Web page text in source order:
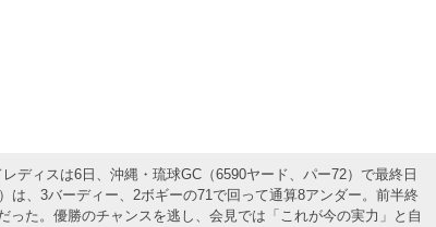
ディスは6日、沖縄・琉球GC（6590ヤード、パー72）で最終日
は、3バーディー、2ボギーの71で回って通算8アンダー。前半終
た。優勝のチャンスを逃し、会見では「これが今の実力」と自